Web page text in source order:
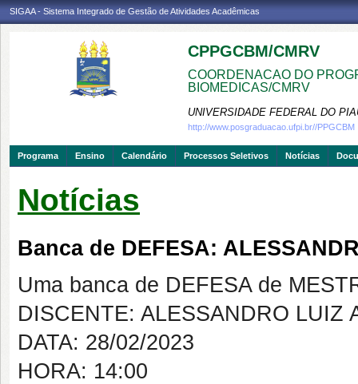
SIGAA - Sistema Integrado de Gestão de Atividades Acadêmicas
CPPGCBM/CMRV
COORDENACAO DO
BIOMEDICAS/CMRV
UNIVERSIDADE FEDERAL DO
http://www.posgraduacao.ufpi.br//PPGCBM
Programa Ensino Calendário Processos Seletivos Notícias
Notícias
Banca de DEFESA:
Uma banca de DEFESA de
DISCENTE: ALESSANDRO LUIZ
DATA: 28/02/2023
HORA: 14:00